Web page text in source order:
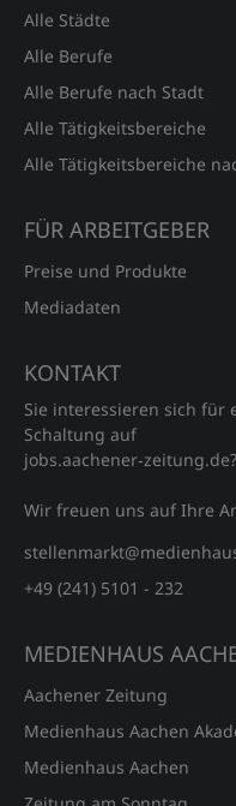
Alle Städte
Alle Berufe
Alle Berufe nach Stadt
Alle Tätigkeitsbereiche
Alle Tätigkeitsbereiche
FÜR ARBEITGEBER
Preise und Produkte
Mediadaten
KONTAKT
Sie interessieren sich für
Schaltung auf
jobs.aachener‑zeitung.de?
Wir freuen uns auf Ihre
+49 (241) 5101 - 232
MEDIENHAUS
Aachener Zeitung
Medienhaus Aachen
Medienhaus Aachen